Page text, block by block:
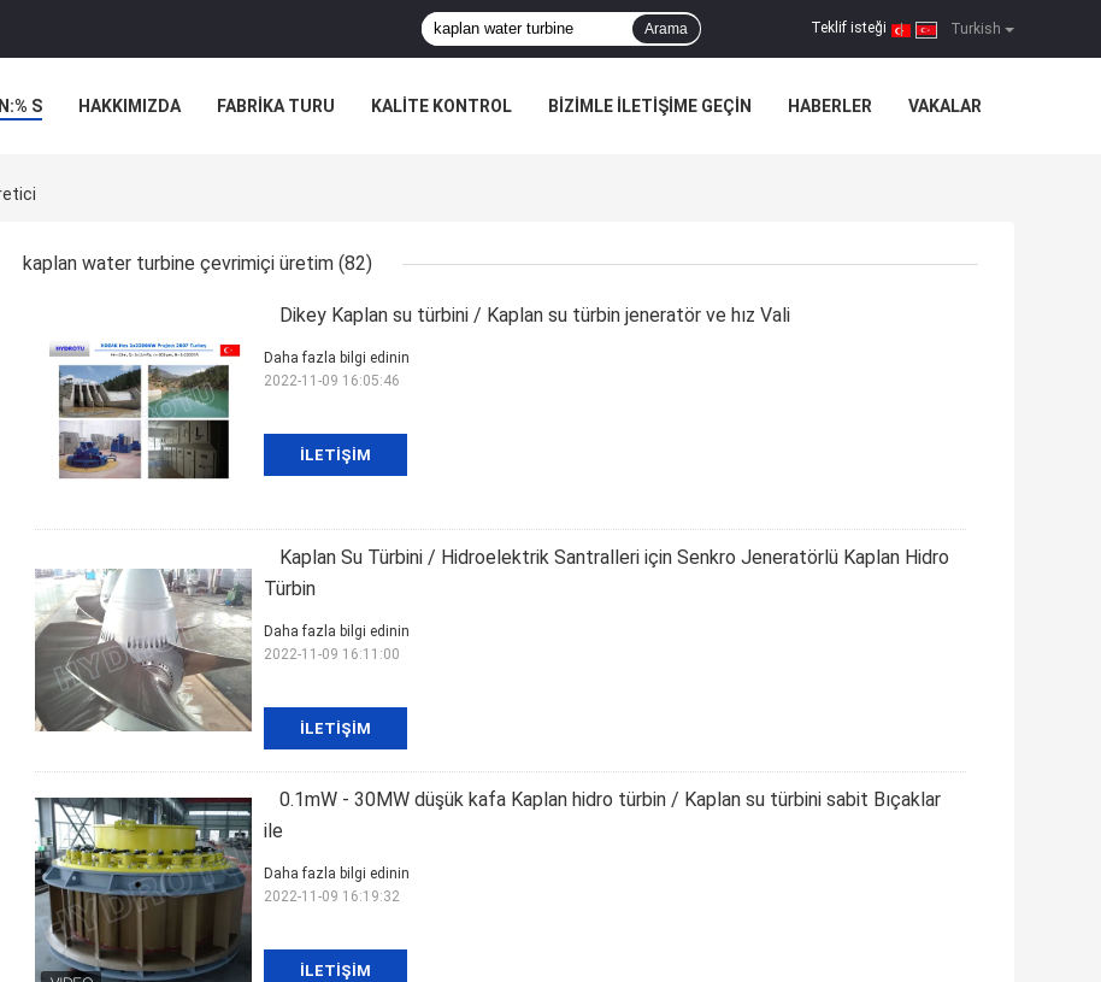
Turkish
Teklif isteği |
Arama
S HAKKIMIZDA FABRIKA TURU KALITE KONTROL BIZIMLE ILETIŞIME GEÇIN HABERLER VAKALAR
kaplan water turbine çevrimiçi üretim (82)
Dikey Kaplan su türbini / Kaplan su türbin jeneratör ve hız Vali
İLETIŞIM
Daha fazla bilgi edinin
2022-11-09 16:05:46
Kaplan Su Türbini / Hidroelektrik Santralleri için Senkro Jeneratörlü Kaplan Hidro
Türbin
İLETIŞIM
Daha fazla bilgi edinin
2022-11-09 16:11:00
0.1mW - 30MW düşük kafa Kaplan hidro türbin / Kaplan su türbini sabit Bıçaklar
ile
İLETIŞIM
Daha fazla bilgi edinin
2022-11-09 16:19:32